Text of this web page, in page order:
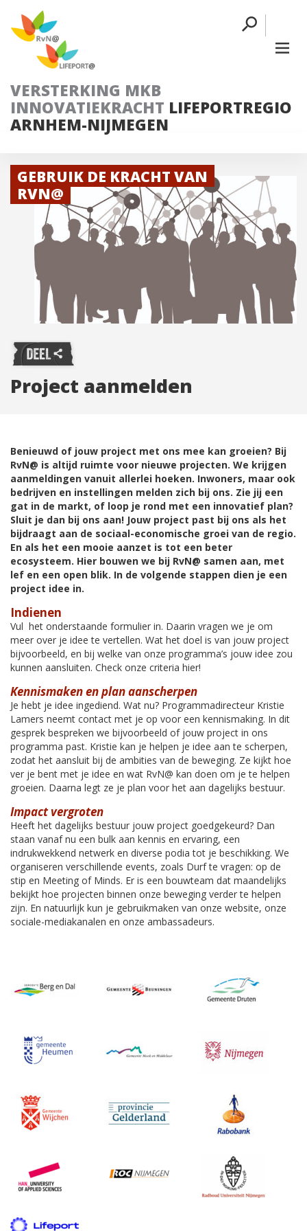
VERSTERKING MKB
INNOVATIEKRACHT LIFEPORTREGIO
ARNHEM-NIJMEGEN
GEBRUIK DE KRACHT VAN
RVN@
Project aanmelden
Benieuwd of jouw project met ons mee kan groeien? Bij
RvN@ is altijd ruimte voor nieuwe projecten. We krijgen
aanmeldingen vanuit allerlei hoeken. Inwoners, maar ook
bedrijven en instellingen melden zich bij ons. Zie jij een
gat in de markt, of loop je rond met een innovatief plan?
Sluit je dan bij ons aan! Jouw project past bij ons als het
bijdraagt aan de sociaal-economische groei van de regio.
En als het een mooie aanzet is tot een beter
ecosysteem. Hier bouwen we bij RvN@ samen aan, met
lef en een open blik. In de volgende stappen dien je een
project idee in.
Indienen
Vul het onderstaande formulier in. Daarin vragen we je om
meer over je idee te vertellen. Wat het doel is van jouw project
bijvoorbeeld, en bij welke van onze programma’s jouw idee zou
kunnen aansluiten. Check onze criteria hier!
Kennismaken en plan aanscherpen
Je hebt je idee ingediend. Wat nu? Programmadirecteur Kristie
Lamers neemt contact met je op voor een kennismaking. In dit
gesprek bespreken we bijvoorbeeld of jouw project in ons
programma past. Kristie kan je helpen je idee aan te scherpen,
zodat het aansluit bij de ambities van de beweging. Ze kijkt hoe
ver je bent met je idee en wat RvN@ kan doen om je te helpen
groeien. Daarna legt ze je plan voor het aan dagelijks bestuur.
Impact vergroten
Heeft het dagelijks bestuur jouw project goedgekeurd? Dan
staan vanaf nu een bulk aan kennis en ervaring, een
indrukwekkend netwerk en diverse podia tot je beschikking. We
organiseren verschillende events, zoals Durf te vragen: op de
stip en Meeting of Minds. Er is een bouwteam dat maandelijks
bekijkt hoe projecten binnen onze beweging verder te helpen
zijn. En natuurlijk kun je gebruikmaken van onze website, onze
sociale-mediakanalen en onze ambassadeurs.